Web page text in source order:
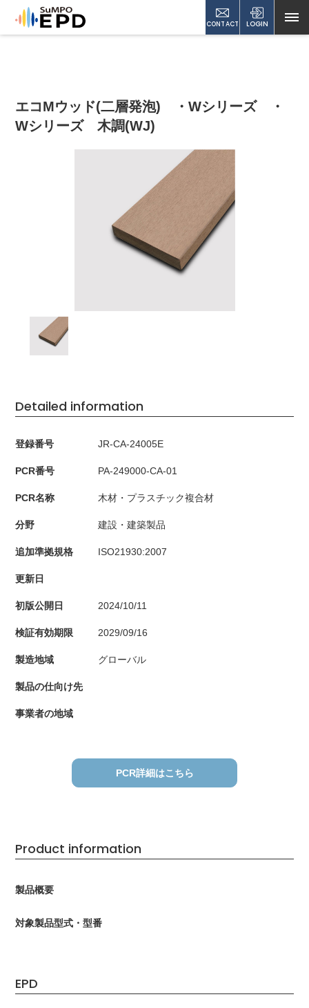
CONTACT LOGIN
エコMウッド(二層発泡) ・Wシリーズ ・
Wシリーズ 木調(WJ)
Detailed information
登録番号 JR-CA-24005E
PCR番号 PA-249000-CA-01
PCR名称 木材・プラスチック複合材
分野 建設・建築製品
追加準拠規格 ISO21930:2007
更新日
初版公開日 2024/10/11
検証有効期限 2029/09/16
製造地域 グローバル
製品の仕向け先
事業者の地域
PCR詳細はこちら
Product information
製品概要
対象製品型式・型番
EPD